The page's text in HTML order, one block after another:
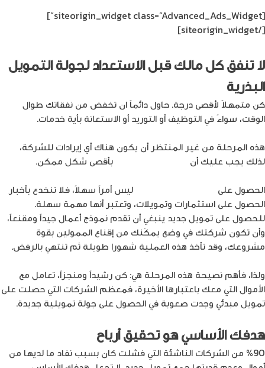
[siteorigin_widget class=”Advanced_Ads_Widget”]
[/siteorigin_widget]
لا تنفق كل مالك قبل الاستعداد لجولة التمويل
البذرية
كن متمهلاً لأقصى درجة. حاول دائماً ان تخفض من نفقاتك طوال
الوقت، سواءً في التوظيف أو التوريد أو الاستعانة بأية خدمات.
هذه المرحلة من غير المنتظر أن يكون هناك أي إيرادات للشركة،
لذلك يجب عليك أن
بأقصى شكل ممكن.
الحصول على
ليس أمراً سهلاً، فلا تنخدع بأخبار
الحصول على استثمارات وتمويلات، وتعتبر أنها مهمة سهلة.
للحصول على تمويل جديد ينبغي أن تقدم نموذج أعمال جيداً ومقنعاً،
وأن تكون شركتك في وضع يمكَنك من إقناع الممولين بقوة
مشروعك، وقد تأخذ هذه العملية شهورا طويلة ثم تنتهي بالرفض.
ولذا، فأهم نصيحة هذه المرحلة هي: كن رشيداً ومنجزاً، تعامل مع
الأموال التي معك باعتبارها الأخيرة، فمعظم الشركات التي حصلت على
تمويل مبدئي وجدت صعوبة في الحصول على جولة تمويلية جديدة.
هدفك الأساسي هو تحقيق أرباح
%90 من الشركات الناشئة التي فشلت كان بسبب نفاد ما لديها من